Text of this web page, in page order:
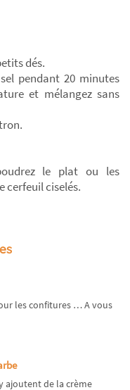
dés.
pendant 20 minutes
et mélangez sans
le plat ou les
cerfeuil ciselés.
les confitures … A vous
ajoutent de la crème